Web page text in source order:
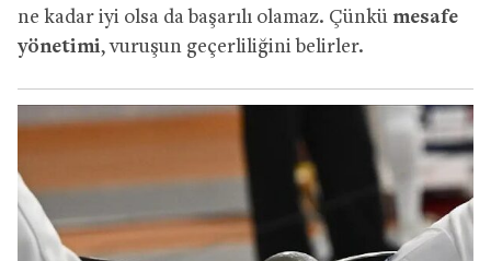
ne kadar iyi olsa da başarılı olamaz. Çünkü mesafe
yönetimi, vuruşun geçerliliğini belirler.